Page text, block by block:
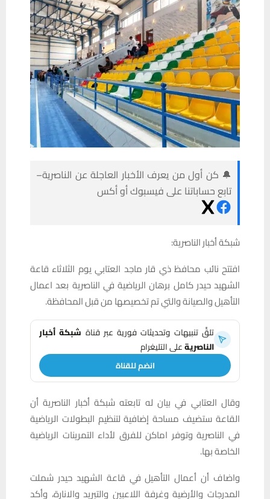
🔔 كن أول من يعرف الأخبار العاجلة عن الناصرية–
تابع حساباتنا على فيسبوك أو أكس
شبكة أخبار الناصرية:
افتتح نائب محافظ ذي قار ماجد العتابي يوم الثلاثاء قاعة
الشهيد حيدر كامل برهان الرياضية في الناصرية بعد اعمال
التأهيل والصيانة والتي تم تخصيصها من قبل المحافظة.
تلقَّ تنبيهات وتحديثات فورية عبر قناة شبكة أخبار
الناصريةعلى التليغرام
انضم للقناة
وقال العتابي في بيان له تابعته شبكة أخبار الناصرية أن
القاعة ستضيف مساحة إضافية لتنظيم البطولات الرياضية
في الناصرية وتوفر اماكن للفرق لأداء التمرينات الرياضية
الخاصة بها.
واضاف أن أعمال التأهيل في قاعة الشهيد حيدر شملت
المدرجات والأرضية وغرفة اللاعبين والتبريد والانارة، وأكد